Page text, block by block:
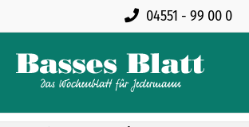
04551 - 99 00 0